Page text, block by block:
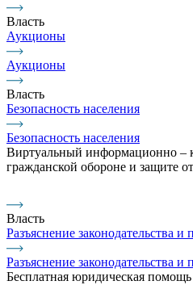
Власть
Аукционы
Аукционы
Власть
Безопасность населения
Безопасность населения
Виртуальный информационно –
гражданской обороне и защите
Власть
Разъяснение законодательства
Разъяснение законодательства
Бесплатная юридическая помощь